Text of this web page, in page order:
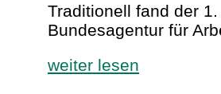
Traditionell fand der
Bundesagentur für
weiter lesen